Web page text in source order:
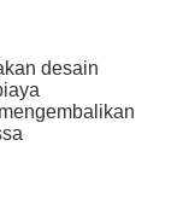
desain